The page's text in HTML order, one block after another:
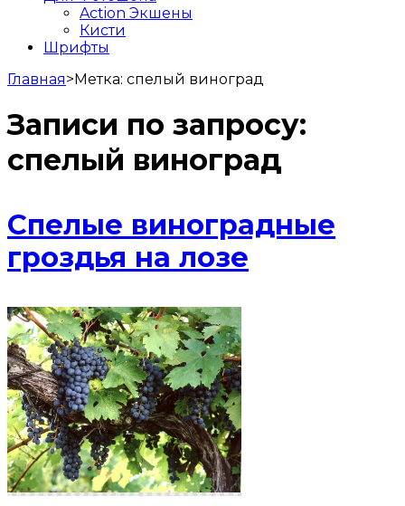
Action Экшены
Кисти
Шрифты
Главная>Метка: спелый виноград
Записи по запросу:
спелый виноград
Спелые виноградные
гроздья на лозе